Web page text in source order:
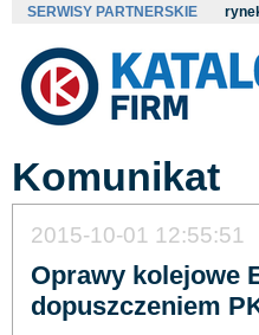
SERWISY PARTNERSKIE
Komunikat
2015-10-01 12:55:51
Oprawy kolejowe
dopuszczeniem